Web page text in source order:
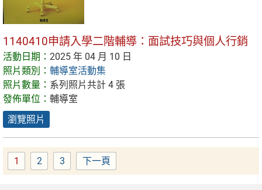
1140410申請入學二階輔導：面試技巧與個人行銷
活動日期： 2025 年 04 月 10 日
照片類別： 輔導室活動集
照片數量： 系列照片共計 4 張
發佈單位： 輔導室
瀏覽照片
Page
1 Page
2 Page
3 下一頁